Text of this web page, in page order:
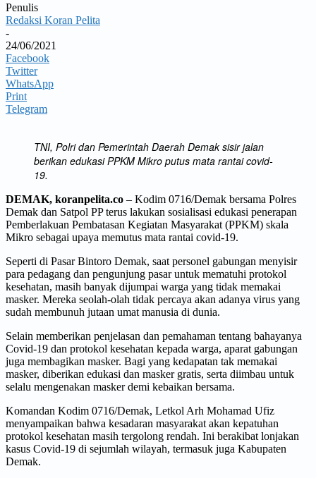
Penulis
Redaksi Koran Pelita
-
24/06/2021
Facebook
Twitter
WhatsApp
Print
Telegram
TNI, Polri dan Pemerintah Daerah Demak sisir jalan
berikan edukasi PPKM Mikro putus mata rantai covid-
19.
DEMAK, koranpelita.co – Kodim 0716/Demak bersama Polres
Demak dan Satpol PP terus lakukan sosialisasi edukasi penerapan
Pemberlakuan Pembatasan Kegiatan Masyarakat (PPKM) skala
Mikro sebagai upaya memutus mata rantai covid-19.
Seperti di Pasar Bintoro Demak, saat personel gabungan menyisir
para pedagang dan pengunjung pasar untuk mematuhi protokol
kesehatan, masih banyak dijumpai warga yang tidak memakai
masker. Mereka seolah-olah tidak percaya akan adanya virus yang
sudah membunuh jutaan umat manusia di dunia.
Selain memberikan penjelasan dan pemahaman tentang bahayanya
Covid-19 dan protokol kesehatan kepada warga, aparat gabungan
juga membagikan masker. Bagi yang kedapatan tak memakai
masker, diberikan edukasi dan masker gratis, serta diimbau untuk
selalu mengenakan masker demi kebaikan bersama.
Komandan Kodim 0716/Demak, Letkol Arh Mohamad Ufiz
menyampaikan bahwa kesadaran masyarakat akan kepatuhan
protokol kesehatan masih tergolong rendah. Ini berakibat lonjakan
kasus Covid-19 di sejumlah wilayah, termasuk juga Kabupaten
Demak.